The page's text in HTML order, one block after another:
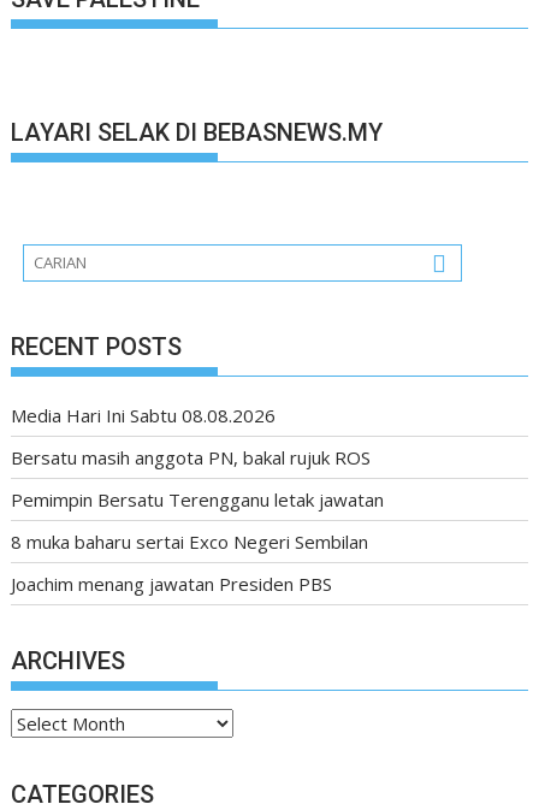
LAYARI SELAK DI BEBASNEWS.MY
RECENT POSTS
Media Hari Ini Sabtu 08.08.2026
Bersatu masih anggota PN, bakal rujuk ROS
Pemimpin Bersatu Terengganu letak jawatan
8 muka baharu sertai Exco Negeri Sembilan
Joachim menang jawatan Presiden PBS
ARCHIVES
Archives
CATEGORIES